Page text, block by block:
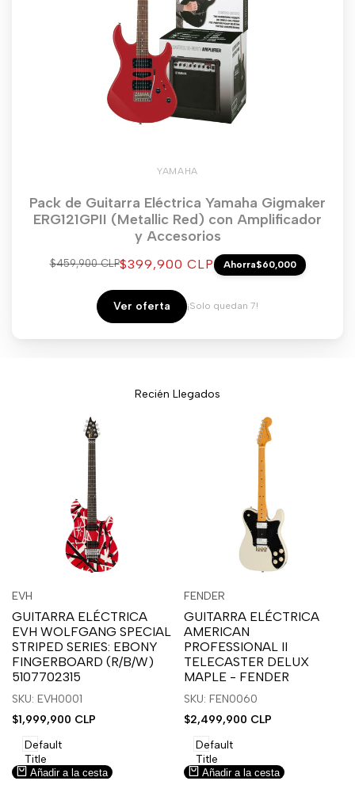
YAMAHA
Pack de Guitarra Eléctrica Yamaha Gigmaker
ERG121GPII (Metallic Red) con Amplificador
y Accesorios
Precio
$459,900 CLPPrecio
venta
$399,900 CLP Ahorra$60,000
Ver oferta ¡Solo quedan 7!
Recién Llegados
sesión
para
usar
la
lista
deseos.
para
usar
Compare
Proveedor:
EVH
GUITARRA ELÉCTRICA
EVH WOLFGANG SPECIAL
STRIPED SERIES: EBONY
FINGERBOARD (R/B/W)
5107702315
SKU: EVH0001
Precio
venta
$1,999,900 CLP
Default
Title
Añadir a la cesta
sesión
para
usar
la
lista
deseos.
sesión
para
usar
Compare
Vista
Proveedor:
FENDER
GUITARRA ELÉCTRICA
AMERICAN
PROFESSIONAL II
TELECASTER DELUX
MAPLE - FENDER
SKU: FEN0060
Precio
venta
$2,499,900 CLP
Default
Title
Añadir a la cesta